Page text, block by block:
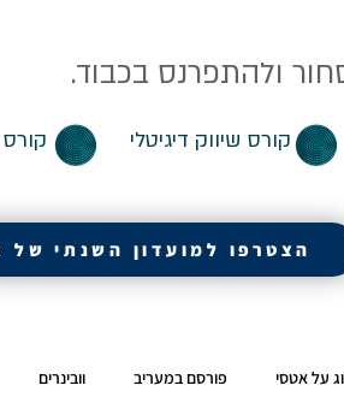
ולהתפרנס בכבוד.
קורס שיווק דיגיטלי
הצטרפו למועדון השנתי של
על אטסי פורסם במעריב וובינרים